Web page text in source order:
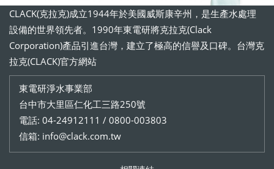
CLACK(克拉克)成立1944年於美國威斯康辛州，是生產水處理
設備的世界領先者。1990年東電研將克拉克(Clack
Corporation)產品引進台灣，建立了極高的信譽及口碑。台灣克
拉克(CLACK)官方網站
東電研淨水事業部
台中市大里區仁化工三路250號
電話: 04-24912111 / 0800-003803
信箱: info@clack.com.tw